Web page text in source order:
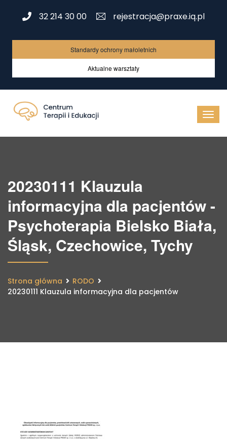
32 214 30 00 rejestracja@praxe.iq.pl
Standardy ochrony małoletnich
Aktualne warsztaty
20230111 Klauzula
informacyjna dla pacjentów -
Psychoterapia Bielsko Biała,
Śląsk, Czechowice, Tychy
Strona główna
RODO
20230111 Klauzula informacyjna dla pacjentów